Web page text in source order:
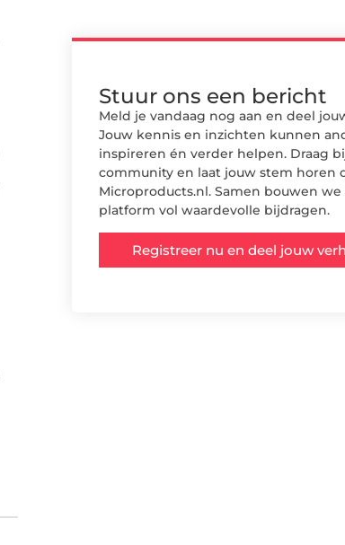
Stuur ons een bericht
Meld je vandaag nog aan en deel
Jouw kennis en inzichten kunnen
inspireren én verder helpen. Draag
community en laat jouw stem horen
Microproducts.nl. Samen bouwen we
platform vol waardevolle bijdragen.
Registreer nu en deel jouw